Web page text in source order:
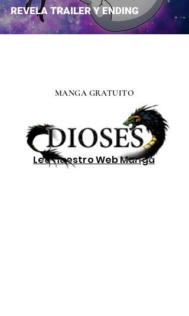
REVELA TRAILER Y ENDING
Lee nuestroWeb Manga
MANGA GRATUITO